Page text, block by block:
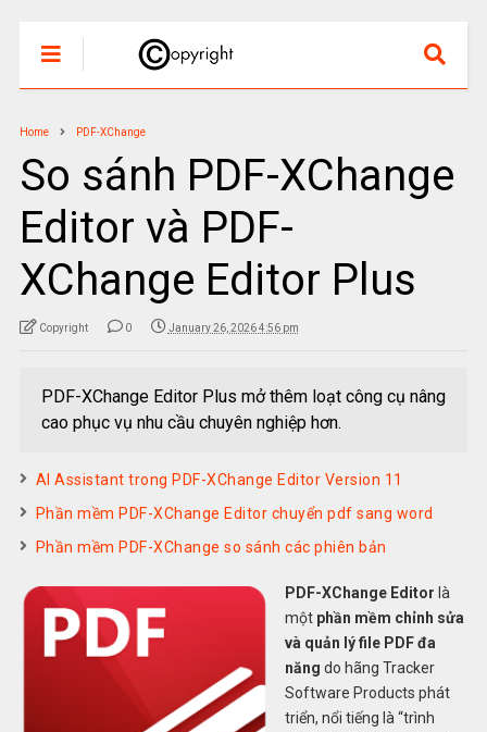
Home PDF-XChange
So sánh PDF-XChange
Editor và PDF-
XChange Editor Plus
Copyright 0 January 26, 2026 4:56 pm
PDF-XChange Editor Plus mở thêm loạt công cụ nâng
cao phục vụ nhu cầu chuyên nghiệp hơn.
AI Assistant trong PDF-XChange Editor Version 11
Phần mềm PDF-XChange Editor chuyển pdf sang word
Phần mềm PDF-XChange so sánh các phiên bản
PDF-XChange Editor là
một phần mềm chỉnh sửa
và quản lý file PDF đa
năng do hãng Tracker
Software Products phát
triển, nổi tiếng là “trình